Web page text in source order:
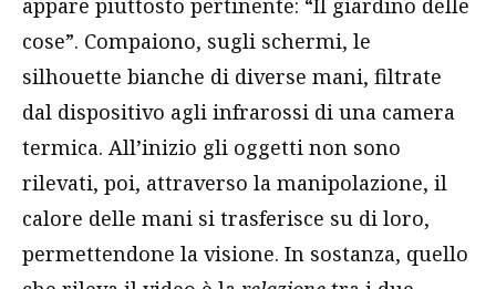
appare piuttosto pertinente: “Il giardino delle
cose”. Compaiono, sugli schermi, le
silhouette bianche di diverse mani, filtrate
dal dispositivo agli infrarossi di una camera
termica. All’inizio gli oggetti non sono
rilevati, poi, attraverso la manipolazione, il
calore delle mani si trasferisce su di loro,
permettendone la visione. In sostanza, quello